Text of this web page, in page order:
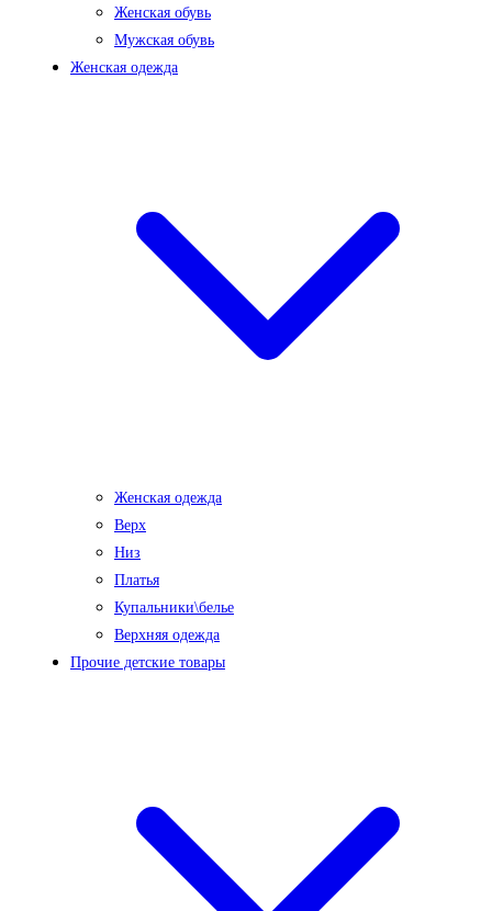
Женская обувь
Мужская обувь
Женская одежда
Женская одежда
Верх
Низ
Платья
Купальники\белье
Верхняя одежда
Прочие детские товары